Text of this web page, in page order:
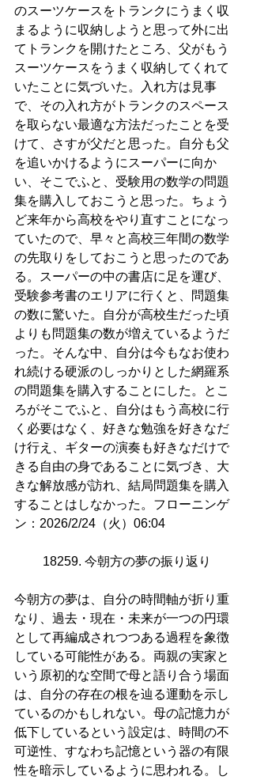
のスーツケースをトランクにうまく収
まるように収納しようと思って外に出
てトランクを開けたところ、父がもう
スーツケースをうまく収納してくれて
いたことに気づいた。入れ方は見事
で、その入れ方がトランクのスペース
を取らない最適な方法だったことを受
けて、さすが父だと思った。自分も父
を追いかけるようにスーパーに向か
い、そこでふと、受験用の数学の問題
集を購入しておこうと思った。ちょう
ど来年から高校をやり直すことになっ
ていたので、早々と高校三年間の数学
の先取りをしておこうと思ったのであ
る。スーパーの中の書店に足を運び、
受験参考書のエリアに行くと、問題集
の数に驚いた。自分が高校生だった頃
よりも問題集の数が増えているようだ
った。そんな中、自分は今もなお使わ
れ続ける硬派のしっかりとした網羅系
の問題集を購入することにした。とこ
ろがそこでふと、自分はもう高校に行
く必要はなく、好きな勉強を好きなだ
け行え、ギターの演奏も好きなだけで
きる自由の身であることに気づき、大
きな解放感が訪れ、結局問題集を購入
することはしなかった。フローニンゲ
ン：2026/2/24（火）06:04
18259. 今朝方の夢の振り返り
今朝方の夢は、自分の時間軸が折り重
なり、過去・現在・未来が一つの円環
として再編成されつつある過程を象徴
している可能性がある。両親の実家と
いう原初的な空間で母と語り合う場面
は、自分の存在の根を辿る運動を示し
ているのかもしれない。母の記憶力が
低下しているという設定は、時間の不
可逆性、すなわち記憶という器の有限
性を暗示しているように思われる。し